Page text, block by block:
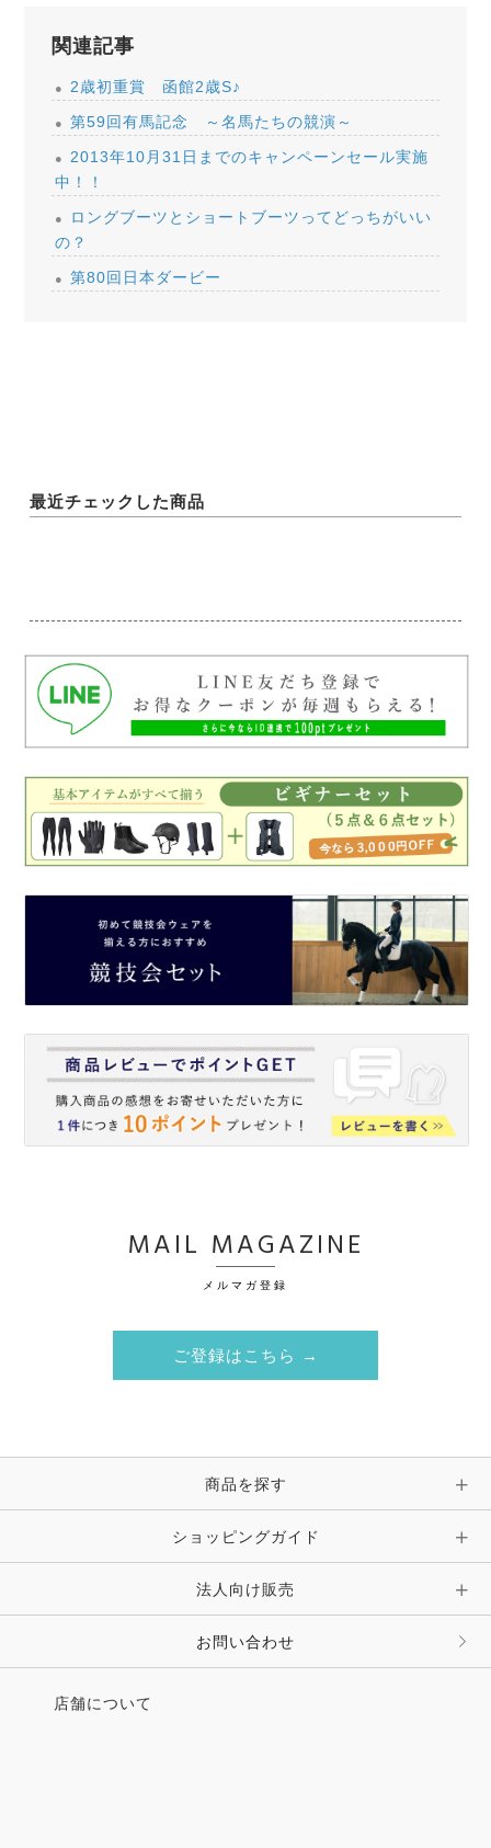
関連記事
2歳初重賞 函館2歳S♪
第59回有馬記念 ～名馬たちの競演～
2013年10月31日までのキャンペーンセール実施
中！！
ロングブーツとショートブーツってどっちがいい
の？
第80回日本ダービー
最近チェックした商品
MAIL MAGAZINE
メルマガ登録
ご登録はこちら →
商品を探す
ショッピングガイド
法人向け販売
お問い合わせ
店舗について